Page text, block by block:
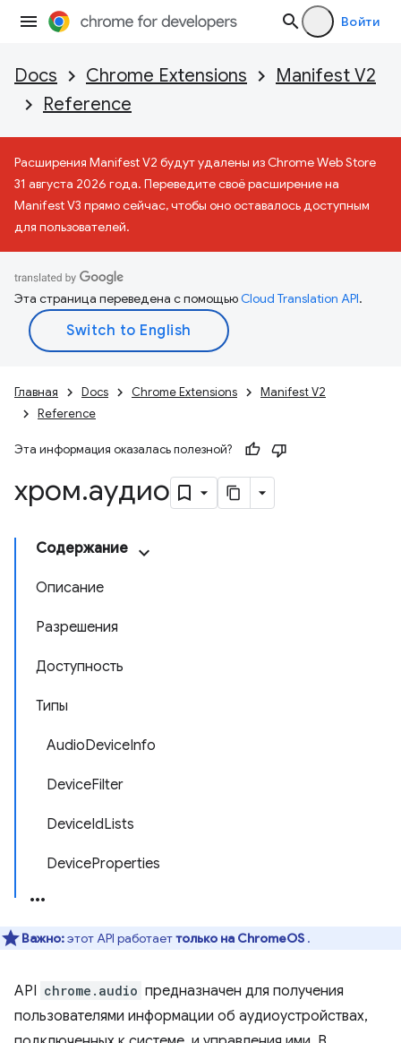
Войти
Docs Chrome Extensions
Manifest V2
Reference
Расширения Manifest V2 будут удалены из Chrome Web Store
31 августа 2026 года. Переведите своё расширение на
Manifest V3 прямо сейчас, чтобы оно оставалось доступным
для пользователей.
Эта страница переведена с помощьюCloud Translation API.
Главная Docs Chrome Extensions
Manifest V2
Reference
Эта информация оказалась полезной?
хром.аудио
Содержание
Описание
Разрешения
Доступность
Типы
AudioDeviceInfo
DeviceFilter
DeviceIdLists
DeviceProperties
Важно:этот API работаеттолько на ChromeOS .
API chrome.audio предназначен для получения
пользователями информации об аудиоустройствах,